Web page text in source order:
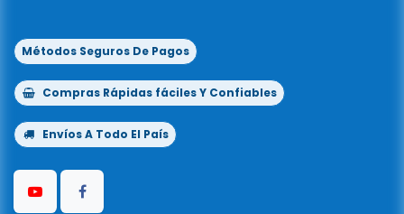
Métodos Seguros De Pagos
Compras Rápidas fáciles Y Confiables
Envíos A Todo El País